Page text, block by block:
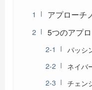
アプローチ
5つのアプ
パッシ
ネイバ
チェン